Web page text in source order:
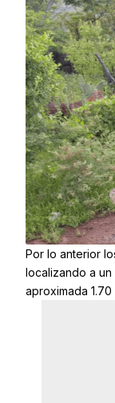
Por lo anterior
localizando a
aproximada